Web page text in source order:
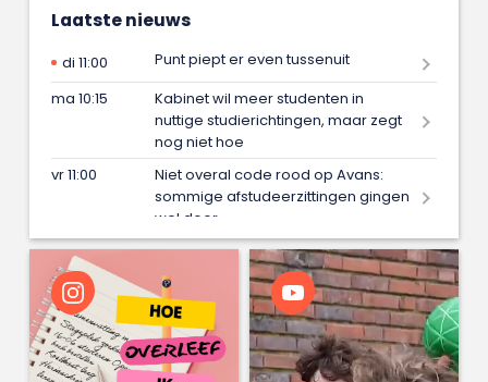
Laatste nieuws
di 11:00
Punt piept er even tussenuit
ma 10:15
Kabinet wil meer studenten in
nuttige studierichtingen, maar zegt
nog niet hoe
vr 11:00
Niet overal code rood op Avans:
sommige afstudeerzittingen gingen
wel door
vr 09:15
Iris maakt met één blik in de spiegel
onveiligheid van vrouwen zichtbaar
en wint daarmee afstudeerprijs
wo 16:00
Microsoft de deur uit? Universiteit
Utrecht wil eigen mailomgeving